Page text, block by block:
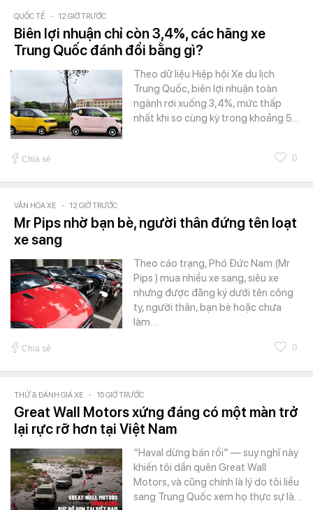
QUỐC TẾ - 12 GIỜ TRƯỚC
Biên lợi nhuận chỉ còn 3,4%, các hãng xe
Trung Quốc đánh đổi bằng gì?
Theo dữ liệu Hiệp hội Xe du lịch
Trung Quốc, biên lợi nhuận toàn
ngành rơi xuống 3,4%, mức thấp
nhất khi so cùng kỳ trong khoảng 5…
Chia sẻ 0
VĂN HÓA XE - 12 GIỜ TRƯỚC
Mr Pips nhờ bạn bè, người thân đứng tên loạt
xe sang
Theo cáo trạng, Phó Đức Nam (Mr
Pips ) mua nhiều xe sang, siêu xe
nhưng được đăng ký dưới tên công
ty, người thân, bạn bè hoặc chưa
làm…
Chia sẻ 0
THỬ & ĐÁNH GIÁ XE - 15 GIỜ TRƯỚC
Great Wall Motors xứng đáng có một màn trở
lại rực rỡ hơn tại Việt Nam
“Haval dừng bán rồi” — suy nghĩ này
khiến tôi dần quên Great Wall
Motors, và cũng chính là lý do tôi liều
sang Trung Quốc xem họ thực sự là…